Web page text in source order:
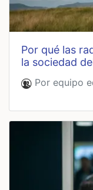
por qué las radiodifusoras son esenciales en
la sociedad
Por equipo